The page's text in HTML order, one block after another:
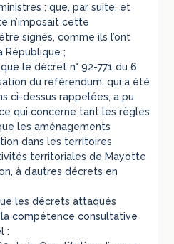
; que, par suite, et
n’imposait cette
signés, comme ils l’ont
République ;
le décret n° 92-771 du 6
du référendum, qui a été
ci-dessus rappelées, a pu
qui concerne tant les règles
les aménagements
dans les territoires
territoriales de Mayotte
à d’autres décrets en
les décrets attaqués
compétence consultative
: